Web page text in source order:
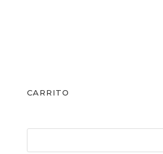
CARRITO